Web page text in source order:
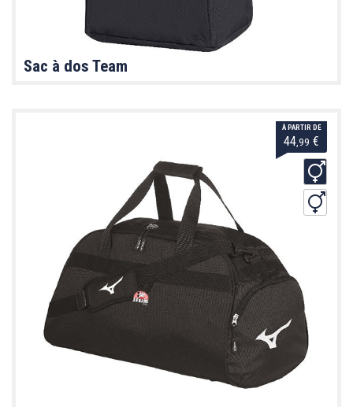
Sac à dos Team
À PARTIR DE
44,99 €